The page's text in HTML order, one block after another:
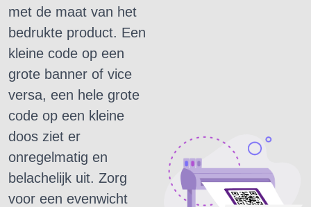
met de maat van het
bedrukte product. Een
kleine code op een
grote banner of vice
versa, een hele grote
code op een kleine
doos ziet er
onregelmatig en
belachelijk uit. Zorg
voor een evenwicht